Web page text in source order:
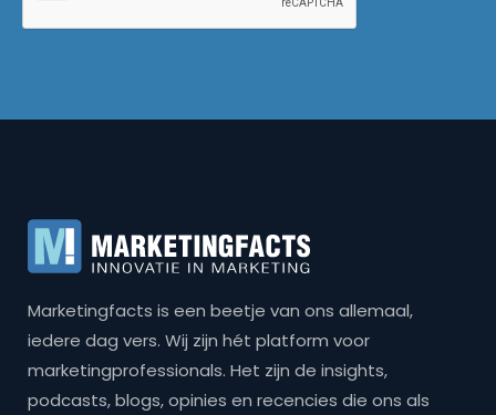
Marketingfacts is een beetje van ons allemaal,
iedere dag vers. Wij zijn hét platform voor
marketingprofessionals. Het zijn de insights,
podcasts, blogs, opinies en recencies die ons als